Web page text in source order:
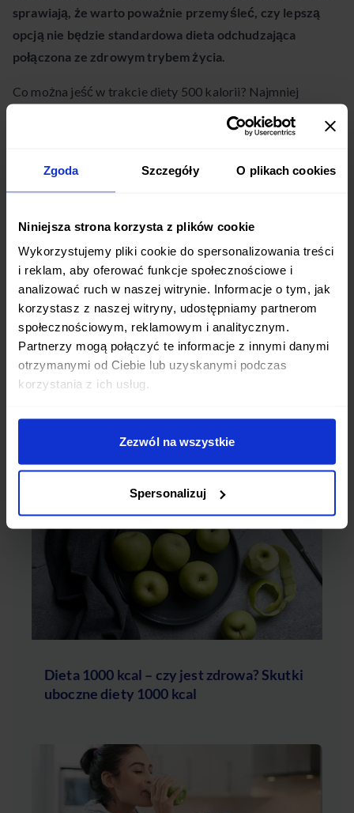
Zgoda Szczegóły O plikach cookies
Niniejsza strona korzysta z plików cookie
Wykorzystujemy pliki cookie do spersonalizowania treści
i reklam, aby oferować funkcje społecznościowe i
analizować ruch w naszej witrynie. Informacje o tym, jak
korzystasz z naszej witryny, udostępniamy partnerom
społecznościowym, reklamowym i analitycznym.
Partnerzy mogą połączyć te informacje z innymi danymi
otrzymanymi od Ciebie lub uzyskanymi podczas
korzystania z ich usług.
Zezwól na wszystkie
Spersonalizuj
sprawiają, że warto poważnie przemyśleć, czy lepszą
opcją nie będzie standardowa dieta odchudzająca
połączona ze zdrowym trybem życia.
Co można jeść w trakcie diety 500 kalorii? Najmniej
kaloryczne produkty to maliny, truskawki, śliwki, gruszki,
pomarańcze, kiszonki, chude mięso drobiowe i
KA
Kamil Afterfit
Dietetyk, ekspert żywieniowy Afterfit
Ekspert w zakresie dietetyki klinicznej i
żywienia. Twórca wielu publikacji dotyczących
zdrowego trybu życia.
Powiązane posty
Dieta 1000 kcal – czy jest zdrowa? Skutki
uboczne diety 1000 kcal